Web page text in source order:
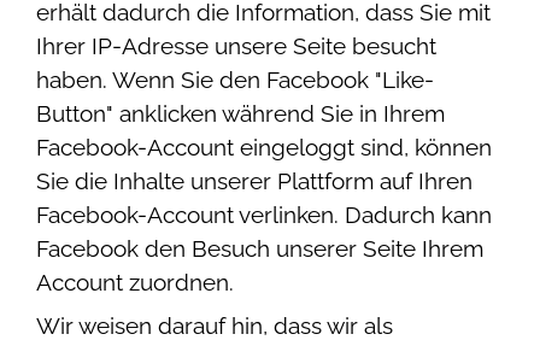
erhält dadurch die Information, dass Sie mit
Ihrer IP-Adresse unsere Seite besucht
haben. Wenn Sie den Facebook "Like-
Button" anklicken während Sie in Ihrem
Facebook-Account eingeloggt sind, können
Sie die Inhalte unserer Plattform auf Ihren
Facebook-Account verlinken. Dadurch kann
Facebook den Besuch unserer Seite Ihrem
Account zuordnen.
Wir weisen darauf hin, dass wir als